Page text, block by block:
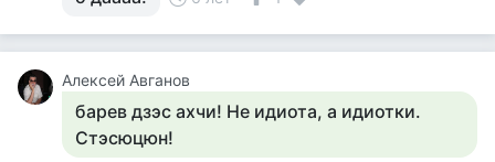
Алексей Авганов
барев дзэс ахчи! Не идиота, а идиотки.
Стэсюцюн!